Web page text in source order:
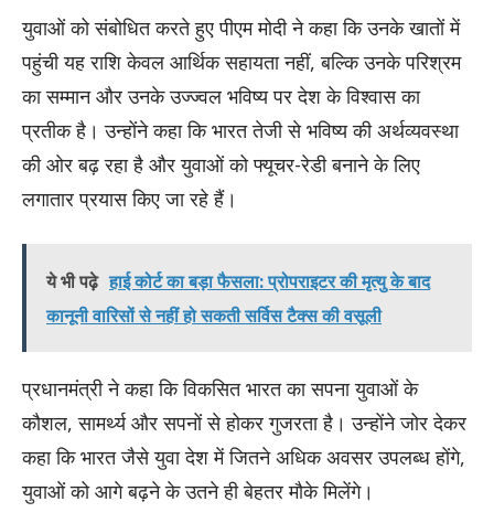
युवाओं को संबोधित करते हुए पीएम मोदी ने कहा कि उनके खातों में
पहुंची यह राशि केवल आर्थिक सहायता नहीं, बल्कि उनके परिश्रम
का सम्मान और उनके उज्ज्वल भविष्य पर देश के विश्वास का
प्रतीक है। उन्होंने कहा कि भारत तेजी से भविष्य की अर्थव्यवस्था
की ओर बढ़ रहा है और युवाओं को फ्यूचर-रेडी बनाने के लिए
लगातार प्रयास किए जा रहे हैं।
ये भी पढ़े हाई कोर्ट का बड़ा फैसला: प्रोपराइटर की मृत्यु के बाद
कानूनी वारिसों से नहीं हो सकती सर्विस टैक्स की वसूली
प्रधानमंत्री ने कहा कि विकसित भारत का सपना युवाओं के
कौशल, सामर्थ्य और सपनों से होकर गुजरता है। उन्होंने जोर देकर
कहा कि भारत जैसे युवा देश में जितने अधिक अवसर उपलब्ध होंगे,
युवाओं को आगे बढ़ने के उतने ही बेहतर मौके मिलेंगे।